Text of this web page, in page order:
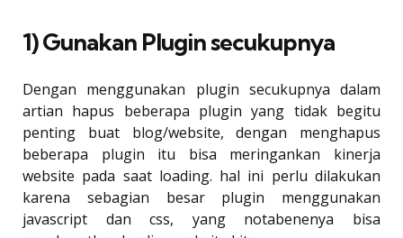
1) Gunakan Plugin secukupnya
Dengan menggunakan plugin secukupnya dalam
artian hapus beberapa plugin yang tidak begitu
penting buat blog/website, dengan menghapus
beberapa plugin itu bisa meringankan kinerja
website pada saat loading. hal ini perlu dilakukan
karena sebagian besar plugin menggunakan
javascript dan css, yang notabenenya bisa